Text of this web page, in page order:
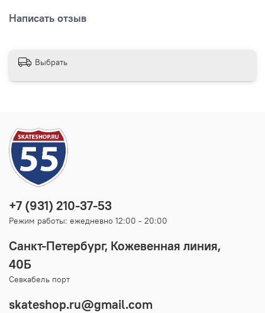
Написать отзыв
Выбрать
+7 (931) 210-37-53
Режим работы: ежедневно 12:00 - 20:00
Санкт-Петербург, Кожевенная линия,
40Б
Севкабель порт
skateshop.ru@gmail.com